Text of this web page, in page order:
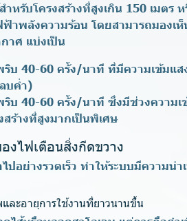
หรับโครงสร้างที่สูงเกิน 150 เมตร
ฟ้าพลังความร้อน โดยสามารถมองเ
าศ แบ่งเป็น
ริบ 40-60 ครั้ง/นาที ที่มีความเข้มแส
บค่ำ)
บ 40-60 ครั้ง/นาที ซึ่งมีช่วงความเ
ร้างที่สูงมากเป็นพิเศษ
งไฟเตือนสิ่งกีดขวาง
ปอย่างรวดเร็ว ทำให้ระบบมีความน่
ละอายุการใช้งานที่ยาวนานขึ้น